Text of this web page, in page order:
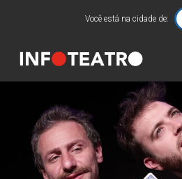
Você está na cidade de: